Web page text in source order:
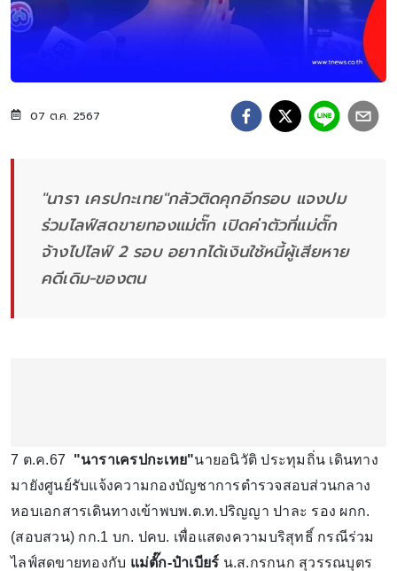
07 ต.ค. 2567
"นารา เครปกะเทย"กลัวติดคุกอีกรอบ แจงปม
ร่วมไลฟ์สดขายทองแม่ตั๊ก เปิดค่าตัวที่แม่ตั๊ก
จ้างไปไลฟ์ 2 รอบ อยากได้เงินใช้หนี้ผู้เสียหาย
คดีเดิม-ของตน
7 ต.ค.67 "นาราเครปกะเทย"นายอนิวัติ ประทุมถิ่น เดินทาง
มายังศูนย์รับแจ้งความกองบัญชาการตำรวจสอบส่วนกลาง
หอบเอกสารเดินทางเข้าพบพ.ต.ท.ปริญญา ปาละ รอง ผกก.
(สอบสวน) กก.1 บก. ปคบ. เพื่อแสดงความบริสุทธิ์ กรณีร่วม
ไลฟ์สดขายทองกับ แม่ตั๊ก-ป๋าเบียร์ น.ส.กรกนก สุวรรณบุตร